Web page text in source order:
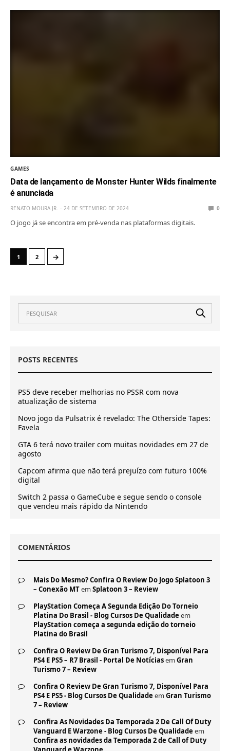
GAMES
Data de lançamento de Monster Hunter Wilds finalmente
é anunciada
RENATO MOURA JR. 24 DE SETEMBRO DE 2024 0
O jogo já se encontra em pré-venda nas plataformas digitais.
1 2 →
POSTS RECENTES
PS5 deve receber melhorias no PSSR com nova
atualização de sistema
Novo jogo da Pulsatrix é revelado: The Otherside Tapes:
Favela
GTA 6 terá novo trailer com muitas novidades em 27 de
agosto
Capcom afirma que não terá prejuízo com futuro 100%
digital
Switch 2 passa o GameCube e segue sendo o console
que vendeu mais rápido da Nintendo
COMENTÁRIOS
Mais Do Mesmo? Confira O Review Do Jogo Splatoon 3
– Conexão MTem Splatoon 3 – Review
PlayStation Começa A Segunda Edição Do Torneio
Platina Do Brasil - Blog Cursos De Qualidade em
PlayStation começa a segunda edição do torneio
Platina do Brasil
Confira O Review De Gran Turismo 7, Disponível Para
PS4 E PS5 – R7 Brasil - Portal De Notíciasem Gran
Turismo 7 – Review
Confira O Review De Gran Turismo 7, Disponível Para
PS4 E PS5 - Blog Cursos De Qualidade em Gran Turismo
7 – Review
Confira As Novidades Da Temporada 2 De Call Of Duty
Vanguard E Warzone - Blog Cursos De Qualidade em
Confira as novidades da Temporada 2 de Call of Duty